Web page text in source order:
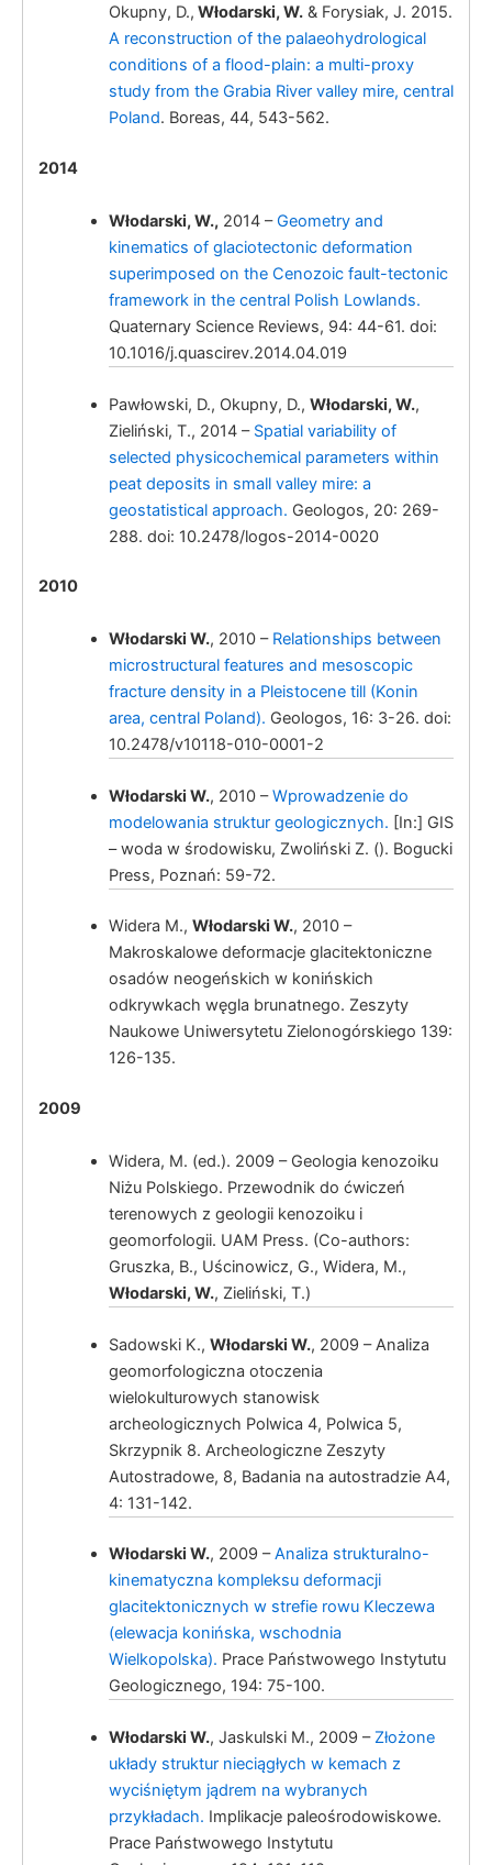
graben at Brzezie, Polish Carpathian
Foredeep.
W.
geometry of deformation bands in
glaciodynamic melange of the Odranian age
from the Kleczew graben zone (Polish
Lowland).
Włodarski, W.
Włodarski, W.
Tectonic control of
glacialy induced deformations within Kleczew
Graben zone (Konin Elevation, Great Poland).
Włodarski, W.
Wpływ czynnika
(neo)tektonicznego na złożoność kinematyki
Kleczewa (elewacja konińska, wschodnia
Wielkopolska).
Okupny, D., Włodarski, W.& Forysiak, J. 2015.
A reconstruction of the palaeohydrological
conditions of a flood-plain: a multi-proxy
study from the Grabia River valley mire, central
Poland. Boreas, 44, 543-562.
2014
Włodarski, W.,2014 –Geometry and
kinematics of glaciotectonic deformation
superimposed on the Cenozoic fault-tectonic
framework in the central Polish Lowlands.
Quaternary Science Reviews, 94: 44-61. doi:
10.1016/j.quascirev.2014.04.019
Pawłowski, D., Okupny, D., Włodarski, W.,
Zieliński, T., 2014 – Spatial variability of
selected physicochemical parameters within
peat deposits in small valley mire: a
geostatistical approach. Geologos, 20: 269-
288. doi: 10.2478/logos-2014-0020
2010
Włodarski W., 2010 – Relationships between
microstructural features and mesoscopic
fracture density in a Pleistocene till (Konin
area, central Poland). Geologos, 16: 3-26. doi:
10.2478/v10118-010-0001-2
Włodarski W., 2010 –Wprowadzenie do
modelowania struktur geologicznych. [In:] GIS
– woda w środowisku, Zwoliński Z. (). Bogucki
Press, Poznań: 59-72.
Widera M., Włodarski W., 2010 –
Makroskalowe deformacje glacitektoniczne
osadów neogeńskich w konińskich
odkrywkach węgla brunatnego. Zeszyty
Naukowe Uniwersytetu Zielonogórskiego 139:
126-135.
2009
Widera, M. (ed.). 2009 – Geologia kenozoiku
Niżu Polskiego. Przewodnik do ćwiczeń
terenowych z geologii kenozoiku i
geomorfologii. UAM Press. (Co-authors:
Gruszka, B., Uścinowicz, G., Widera, M.,
Włodarski, W., Zieliński, T.)
Sadowski K., Włodarski W., 2009 – Analiza
geomorfologiczna otoczenia
wielokulturowych stanowisk
archeologicznych Polwica 4, Polwica 5,
Skrzypnik 8. Archeologiczne Zeszyty
Autostradowe, 8, Badania na autostradzie A4,
4: 131-142.
Włodarski W., 2009 –Analiza strukturalno-
kinematyczna kompleksu deformacji
glacitektonicznych w strefie rowu Kleczewa
(elewacja konińska, wschodnia
Wielkopolska). Prace Państwowego Instytutu
Geologicznego, 194: 75-100.
Włodarski W., Jaskulski M., 2009 – Złożone
układy struktur nieciągłych w kemach z
wyciśniętym jądrem na wybranych
przykładach. Implikacje paleośrodowiskowe.
Prace Państwowego Instytutu